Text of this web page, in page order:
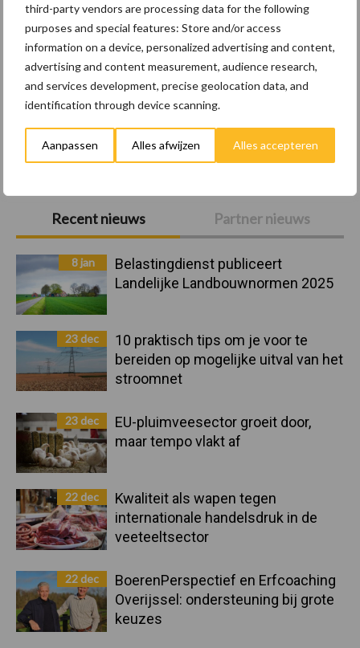
third-party vendors are processing data for the following
purposes and special features: Store and/or access
information on a device, personalized advertising and content,
advertising and content measurement, audience research,
and services development, precise geolocation data, and
identification through device scanning.
Aanpassen Alles afwijzen Alles accepteren
Primaire
Sidebar
Recent nieuws Partner nieuws
8 jan
Belastingdienst publiceert
Landelijke Landbouwnormen 2025
23 dec
10 praktisch tips om je voor te
bereiden op mogelijke uitval van het
stroomnet
23 dec
EU-pluimveesector groeit door,
maar tempo vlakt af
22 dec
Kwaliteit als wapen tegen
internationale handelsdruk in de
veeteeltsector
22 dec
BoerenPerspectief en Erfcoaching
Overijssel: ondersteuning bij grote
keuzes
Pluimveerechten Stikstof
Toon meer